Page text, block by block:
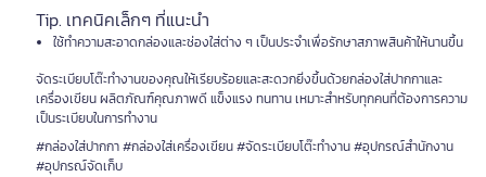
Tip. เทคนิคเล็กๆ ที่แนะนำ
ใช้ทำความสะอาดกล่องและช่องใส่ต่าง ๆ เป็นประจำเพื่อรักษาสภาพสินค้าให้นานขึ้น
จัดระเบียบโต๊ะทำงานของคุณให้เรียบร้อยและสะดวกยิ่งขึ้นด้วยกล่องใส่ปากกาและ
เครื่องเขียน ผลิตภัณฑ์คุณภาพดี แข็งแรง ทนทาน เหมาะสำหรับทุกคนที่ต้องการความ
เป็นระเบียบในการทำงาน
#กล่องใส่ปากกา #กล่องใส่เครื่องเขียน #จัดระเบียบโต๊ะทำงาน #อุปกรณ์สำนักงาน
#อุปกรณ์จัดเก็บ